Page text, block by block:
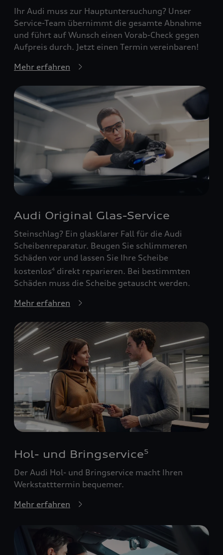
Ihr Audi muss zur Hauptuntersuchung? Unser
Service-Team übernimmt die gesamte Abnahme
und führt auf Wunsch einen Vorab-Check gegen
Aufpreis durch. Jetzt einen Termin vereinbaren!
Mehr erfahren
Audi Original Glas-Service
Steinschlag? Ein glasklarer Fall für die Audi
Scheibenreparatur. Beugen Sie schlimmeren
Schäden vor und lassen Sie Ihre Scheibe
kostenlos4 direkt reparieren. Bei bestimmten
Schäden muss die Scheibe getauscht werden.
Mehr erfahren
Hol- und Bringservice5
Der Audi Hol- und Bringservice macht Ihren
Werkstatttermin bequemer.
Mehr erfahren